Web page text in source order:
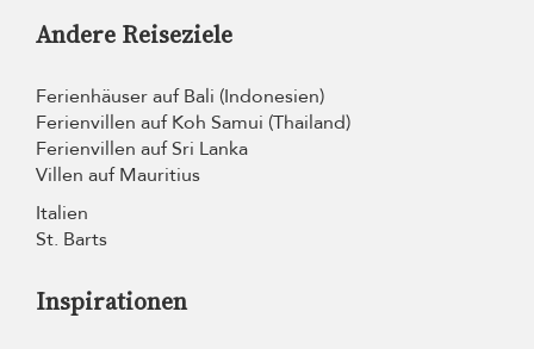
Andere Reiseziele
Ferienhäuser auf Bali (Indonesien)
Ferienvillen auf Koh Samui (Thailand)
Ferienvillen auf Sri Lanka
Villen auf Mauritius
Italien
St. Barts
Inspirationen